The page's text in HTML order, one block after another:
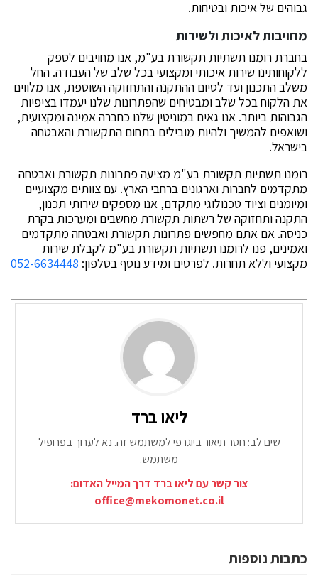
גבוהים של איכות ובטיחות.
מחויבות לאיכות ולשירות
בחברת רומנו תשתיות תקשורת בע"מ, אנו מחויבים לספק
ללקוחותינו שירות איכותי ומקצועי בכל שלב של העבודה. החל
משלב התכנון ועד לסיום ההתקנה והתחזוקה השוטפת, אנו מלווים
את הלקוח בכל שלב ומבטיחים שהפתרונות שלנו יעמדו בציפיות
הגבוהות ביותר. אנו גאים במוניטין שלנו כחברה אמינה ומקצועית,
ושואפים להמשיך ולהיות מובילים בתחום התקשורת והאבטחה
בישראל.
רומנו תשתיות תקשורת בע"מ מציעה פתרונות תקשורת ואבטחה
מתקדמים לחברות וארגונים ברחבי הארץ. עם צוותים מקצועיים
ומיומנים וציוד טכנולוגי מתקדם, אנו מספקים שירותי תכנון,
התקנה ותחזוקה של רשתות תקשורת מחשבים ומערכות בקרת
כניסה. אם אתם מחפשים פתרונות תקשורת ואבטחה מתקדמים
ואמינים, פנו לרומנו תשתיות תקשורת בע"מ לקבלת שירות
מקצועי וללא תחרות. לפרטים ומידע נוסף בטלפון: 052-6634448
ליאו ברד
שים לב: חסר תיאור ביוגרפי למשתמש זה. נא לערוך בפרופיל
משתמש.
צור קשר עם ליאו ברד דרך המייל האדום:
office@mekomonet.co.il
כתבות נוספות